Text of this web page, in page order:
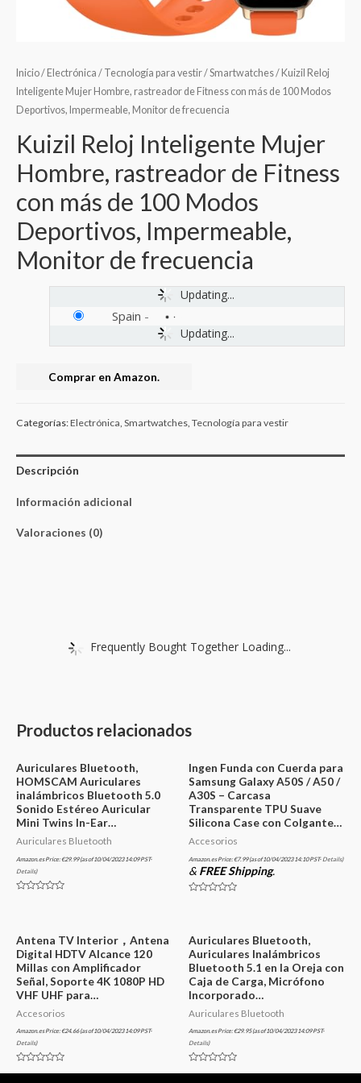
Inicio/ Electrónica / Tecnología para vestir/Smartwatches/ Kuizil Reloj
Inteligente Mujer Hombre, rastreador de Fitness con más de 100 Modos
Deportivos, Impermeable, Monitor de frecuencia
Kuizil Reloj Inteligente Mujer
Hombre, rastreador de Fitness
con más de 100 Modos
Deportivos, Impermeable,
Monitor de frecuencia
Updating...
Updating...
Spain -
Comprar en Amazon.
Categorías:Electrónica Smartwatches Tecnología para vestir
Descripción
Información adicional
Valoraciones (0)
Frequently Bought Together Loading...
Productos relacionados
Auriculares Bluetooth,
HOMSCAM Auriculares
inalámbricos Bluetooth 5.0
Sonido Estéreo Auricular
Mini Twins In-Ear…
Auriculares Bluetooth
Amazon.es Price:€29.99(as of 10/04/2023 14:09 PST-
Details)
5
Ingen Funda con Cuerda para
Samsung Galaxy A50S / A50 /
A30S – Carcasa
Transparente TPU Suave
Silicona Case con Colgante…
Accesorios
Amazon.es Price:€7.99(as of 10/04/2023 14:10 PST-Details)
& FREE Shipping.
5
Antena TV Interior，Antena
Digital HDTV Alcance 120
Millas con Amplificador
Señal, Soporte 4K 1080P HD
VHF UHF para…
Accesorios
Amazon.es Price:€24.66(as of 10/04/2023 14:09 PST-
Details)
Auriculares Bluetooth,
Auriculares Inalámbricos
Bluetooth 5.1 en la Oreja con
Caja de Carga, Micrófono
Incorporado…
Auriculares Bluetooth
Amazon.es Price:€29.95(as of 10/04/2023 14:09 PST-
Details)